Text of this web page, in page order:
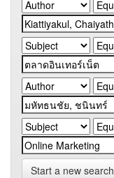
Start a new search